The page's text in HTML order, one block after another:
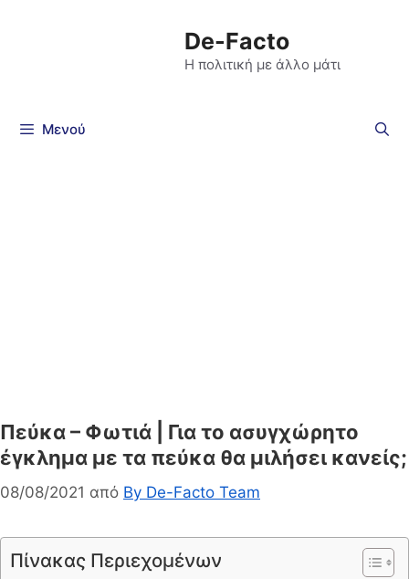
De-Facto
Η πολιτική με άλλο μάτι
Μενού
Πεύκα – Φωτιά | Για το ασυγχώρητο
έγκλημα με τα πεύκα θα μιλήσει κανείς;
08/08/2021 από By De-Facto Team
Πίνακας Περιεχομένων